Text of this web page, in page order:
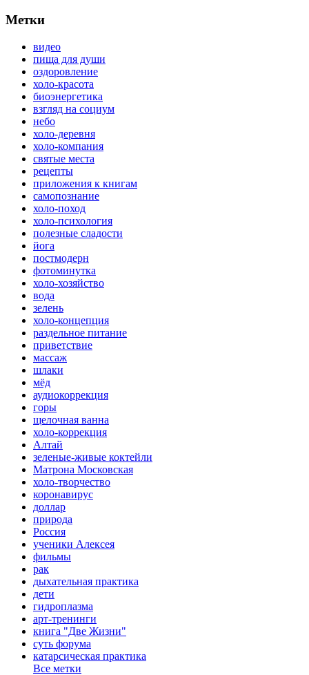
Метки
видео
пища для души
оздоровление
холо-красота
биоэнергетика
взгляд на социум
небо
холо-деревня
холо-компания
святые места
рецепты
приложения к книгам
самопознание
холо-поход
холо-психология
полезные сладости
йога
постмодерн
фотоминутка
холо-хозяйство
вода
зелень
холо-концепция
раздельное питание
приветствие
массаж
шлаки
мёд
аудиокоррекция
горы
щелочная ванна
холо-коррекция
Алтай
зеленые-живые коктейли
Матрона Московская
холо-творчество
коронавирус
доллар
природа
Россия
ученики Алексея
фильмы
рак
дыхательная практика
дети
гидроплазма
арт-тренинги
книга "Две Жизни"
суть форума
катарсическая практика
Все метки